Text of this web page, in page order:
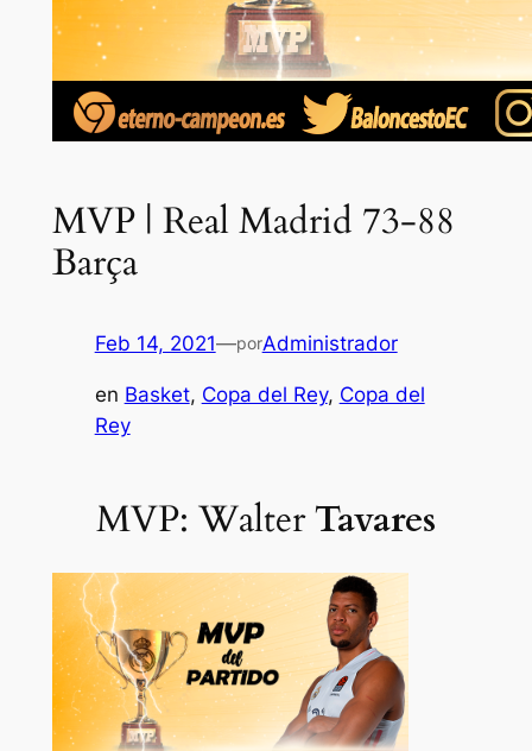
MVP | Real Madrid 73-88
Barça
Feb 14, 2021—porAdministrador
en Basket, Copa del Rey, Copa del
Rey
MVP: WalterTavares